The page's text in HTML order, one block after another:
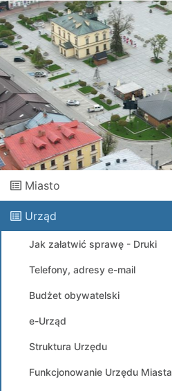
Miasto
Urząd
Jak załatwić sprawę - Druki
Telefony, adresy e-mail
Budżet obywatelski
e-Urząd
Struktura Urzędu
Funkcjonowanie Urzędu Miasta